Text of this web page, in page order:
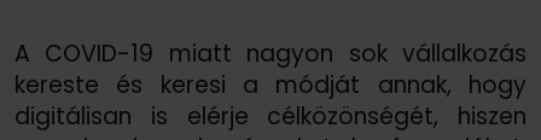
A COVID-19 miatt nagyon sok vállalkozás
kereste és keresi a módját annak, hogy
digitálisan is elérje célközönségét, hiszen